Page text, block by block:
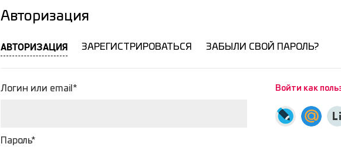
Авторизация
АВТОРИЗАЦИЯ ЗАРЕГИСТРИРОВАТЬСЯ ЗАБЫЛИ СВОЙ ПАРОЛЬ?
Логин или email*
Пароль*
Войти как